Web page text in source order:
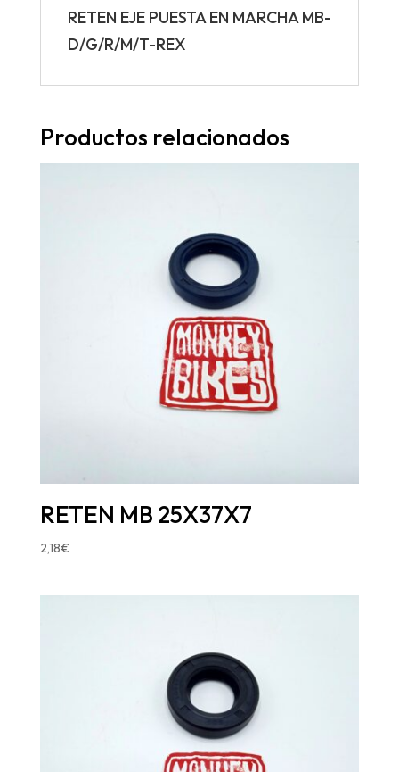
RETEN EJE PUESTA EN MARCHA MB-
D/G/R/M/T-REX
Productos relacionados
RETEN MB 25X37X7
2,18€